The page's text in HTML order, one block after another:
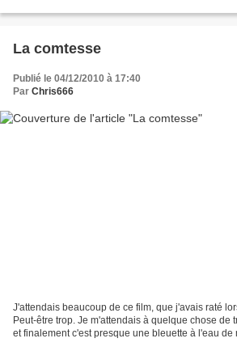
La comtesse
Publié le 04/12/2010 à 17:40
Par Chris666
J'attendais beaucoup de ce film, que j'avais raté
Peut-être trop. Je m'attendais à quelque chose de
et finalement c'est presque une bleuette à l'eau de